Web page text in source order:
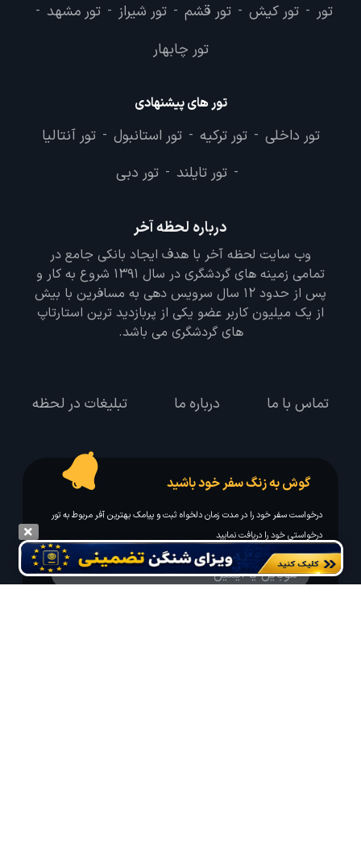
تور - تور کیش - تور قشم - تور شیراز - تور مشهد -
تور چابهار
تور های پیشنهادی
تور داخلی - تور ترکیه - تور استانبول - تور آنتالیا
- تور تایلند - تور دبی
درباره لحظه آخر
وب سایت لحظه آخر با هدف ایجاد بانکی جامع در
تمامی زمینه های گردشگری در سال 1391 شروع به کار و
پس از حدود 12 سال سرویس دهی به مسافرین با بیش
از یک میلیون کاربر عضو یکی از پربازدید ترین استارتاپ
های گردشگری می باشد.
تماس با ما درباره ما تبلیغات در لحظه
گوش به زنگ سفر خود باشید
درخواست سفر خود را در مدت زمان دلخواه ثبت و پیامک بهترین آفر مربوط به تور
درخواستی خود را دریافت نمایید